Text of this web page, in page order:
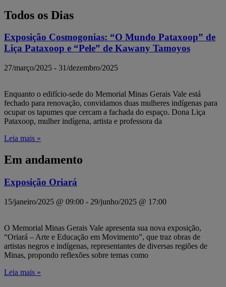
Todos os Dias
Exposição Cosmogonias: “O Mundo Pataxoop” de
Liça Pataxoop e “Pele” de Kawany Tamoyos
27/março/2025 - 31/dezembro/2025
Enquanto o edifício-sede do Memorial Minas Gerais Vale está
fechado para renovação, convidamos duas mulheres indígenas para
ocupar os tapumes que cercam a fachada do espaço. Dona Liça
Pataxoop, mulher indígena, artista e professora da
Leia mais »
Em andamento
Exposição Oriará
15/janeiro/2025 @ 09:00 - 29/junho/2025 @ 17:00
O Memorial Minas Gerais Vale apresenta sua nova exposição,
“Oriará – Arte e Educação em Movimento”, que traz obras de
artistas negros e indígenas, representantes de diversas regiões de
Minas, propondo reflexões sobre temas como
Leia mais »